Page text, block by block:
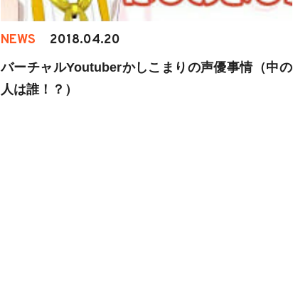
NEWS 2018.04.20
バーチャルYoutuberかしこまりの声優事情（中の
人は誰！？）